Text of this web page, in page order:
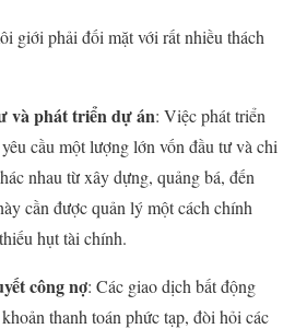
giới phải đối mặt với rất nhiều thách
và phát triển dự án: Việc phát triển
cầu một lượng lớn vốn đầu tư và chi
nhau từ xây dựng, quảng bá, đến
cần được quản lý một cách chính
hụt tài chính.
công nợ: Các giao dịch bất động
thanh toán phức tạp, đòi hỏi các